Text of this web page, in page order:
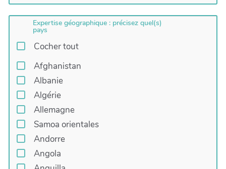
Expertise géographique : précisez quel(s)
pays
Cocher tout
Afghanistan
Albanie
Algérie
Allemagne
Samoa orientales
Andorre
Angola